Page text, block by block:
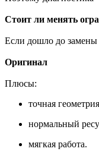
Стоит ли менять
Если дошло до
Оригинал
Плюсы:
точная
нормальный
мягкая работа.